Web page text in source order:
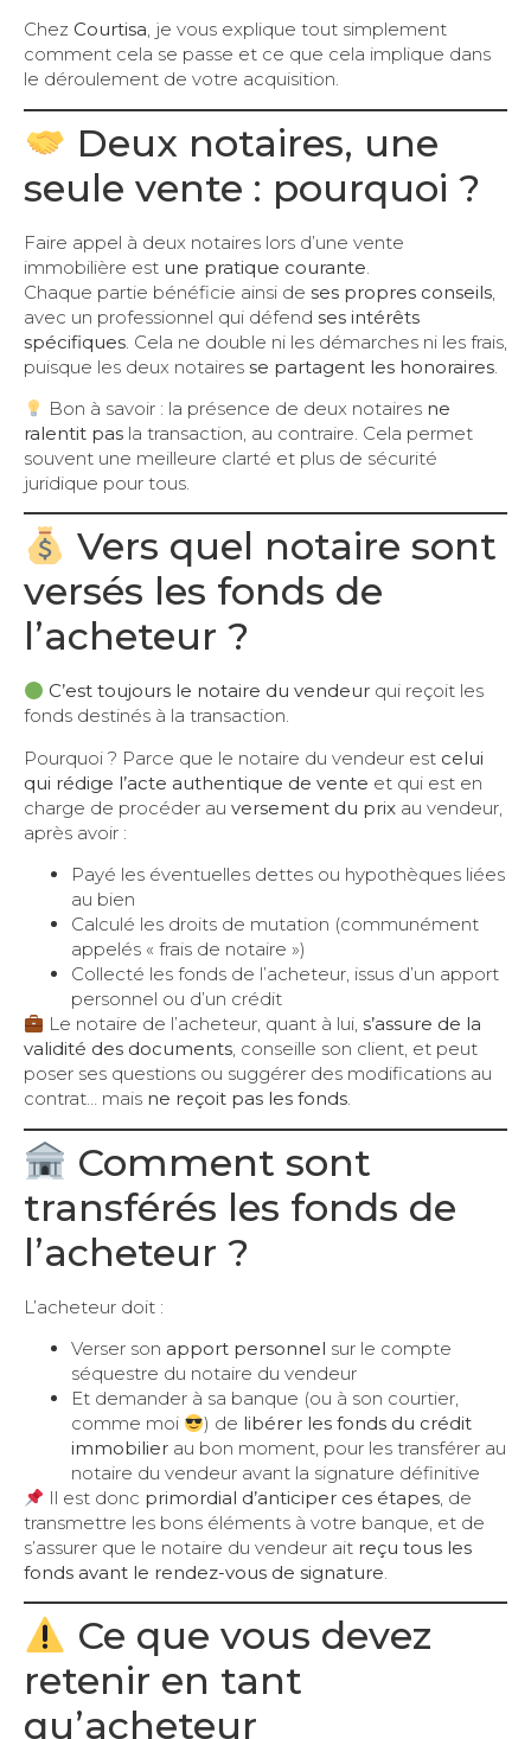
Chez Courtisa, je vous explique tout simplement
comment cela se passe et ce que cela implique dans
le déroulement de votre acquisition.
Deux notaires, une
seule vente : pourquoi ?
Faire appel à deux notaires lors d’une vente
immobilière est une pratique courante
Chaque partie bénéficie ainsi de ses propres conseils
avec un professionnel qui défend ses intérêts
spécifiques . Cela ne double ni les démarches ni les frais,
puisque les deux notaires se partagent les honoraires
Bon à savoir : la présence de deux notaires ne
ralentit pas la transaction, au contraire. Cela permet
souvent une meilleure clarté et plus de sécurité
juridique pour tous.
Vers quel notaire sont
versés les fonds de
l’acheteur ?
C’est toujours le notaire du vendeur qui reçoit les
fonds destinés à la transaction.
Pourquoi ? Parce que le notaire du vendeur est celui
qui rédige l’acte authentique de vente et qui est en
charge de procéder au versement du prix au vendeur,
après avoir :
Payé les éventuelles dettes ou hypothèques liées
au bien
Calculé les droits de mutation (communément
appelés « frais de notaire »)
Collecté les fonds de l’acheteur, issus d’un apport
personnel ou d’un crédit
Le notaire de l’acheteur, quant à lui,s’assure de la
validité des documents, conseille son client, et peut
poser ses questions ou suggérer des modifications au
contrat… mais ne reçoit pas les fonds.
Comment sont
transférés les fonds de
l’acheteur ?
L’acheteur doit :
Verser son apport personnel sur le compte
séquestre du notaire du vendeur
Et demander à sa banque (ou à son courtier,
comme moi
) de libérer les fonds du crédit
immobilier au bon moment, pour les transférer au
notaire du vendeur avant la signature définitive
Il est donc primordial d’anticiper ces étapes, de
transmettre les bons éléments à votre banque, et de
s’assurer que le notaire du vendeur ait reçu tous les
fonds avant le rendez-vous de signature.
Ce que vous devez
retenir en tant
qu’acheteur